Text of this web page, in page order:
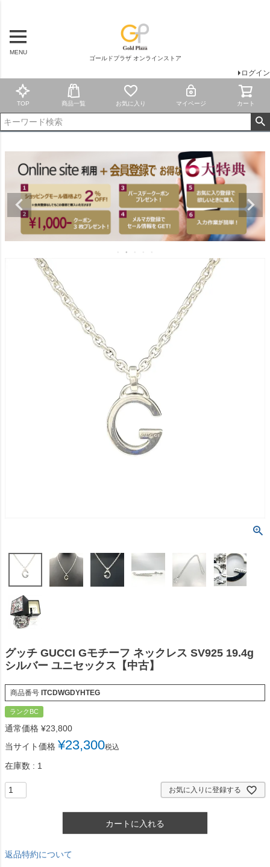
MENU
ゴールドプラザ オンラインストア
ログイン
TOP 商品一覧 お気に入り マイページ カート
グッチ GUCCI Gモチーフ ネックレス SV925 19.4g
シルバー ユニセックス【中古】
商品番号 ITCDWGDYHTEG
ランクBC
通常価格 ¥23,800
当サイト価格 ¥23,300税込
在庫数 1
お気に入りに登録する
カートに入れる
返品特約について